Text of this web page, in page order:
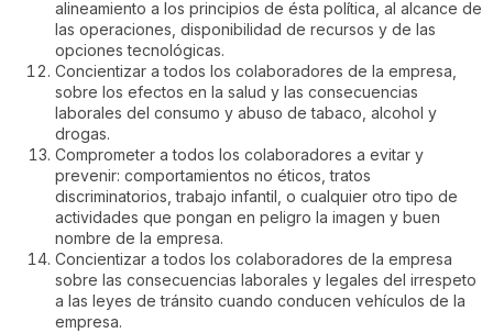
alineamiento a los principios de ésta política, al alcance de
las operaciones, disponibilidad de recursos y de las
opciones tecnológicas.
Concientizar a todos los colaboradores de la empresa,
sobre los efectos en la salud y las consecuencias
laborales del consumo y abuso de tabaco, alcohol y
drogas.
Comprometer a todos los colaboradores a evitar y
prevenir: comportamientos no éticos, tratos
discriminatorios, trabajo infantil, o cualquier otro tipo de
actividades que pongan en peligro la imagen y buen
nombre de la empresa.
Concientizar a todos los colaboradores de la empresa
sobre las consecuencias laborales y legales del irrespeto
a las leyes de tránsito cuando conducen vehículos de la
empresa.